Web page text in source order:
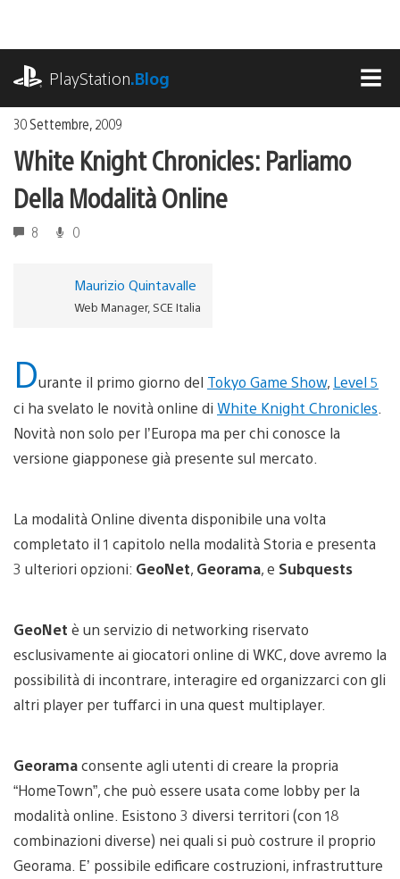
contenuto
PlayStation.Blog
30 Settembre, 2009
White Knight Chronicles: Parliamo
Della Modalità Online
8 0
Maurizio Quintavalle
Web Manager, SCE Italia
Durante il primo giorno del Tokyo Game Show, Level 5
ci ha svelato le novità online di White Knight Chronicles
Novità non solo per l’Europa ma per chi conosce la
versione giapponese già presente sul mercato.
La modalità Online diventa disponibile una volta
completato il 1 capitolo nella modalità Storia e presenta
3 ulteriori opzioni: GeoNet, Georama, e Subquests
GeoNet è un servizio di networking riservato
esclusivamente ai giocatori online di WKC, dove avremo la
possibilità di incontrare, interagire ed organizzarci con gli
altri player per tuffarci in una quest multiplayer.
Georamaconsente agli utenti di creare la propria
“HomeTown”, che può essere usata come lobby per la
modalità online. Esistono 3 diversi territori (con 18
combinazioni diverse) nei quali si può costrure il proprio
Georama. E’ possibile edificare costruzioni, infrastrutture